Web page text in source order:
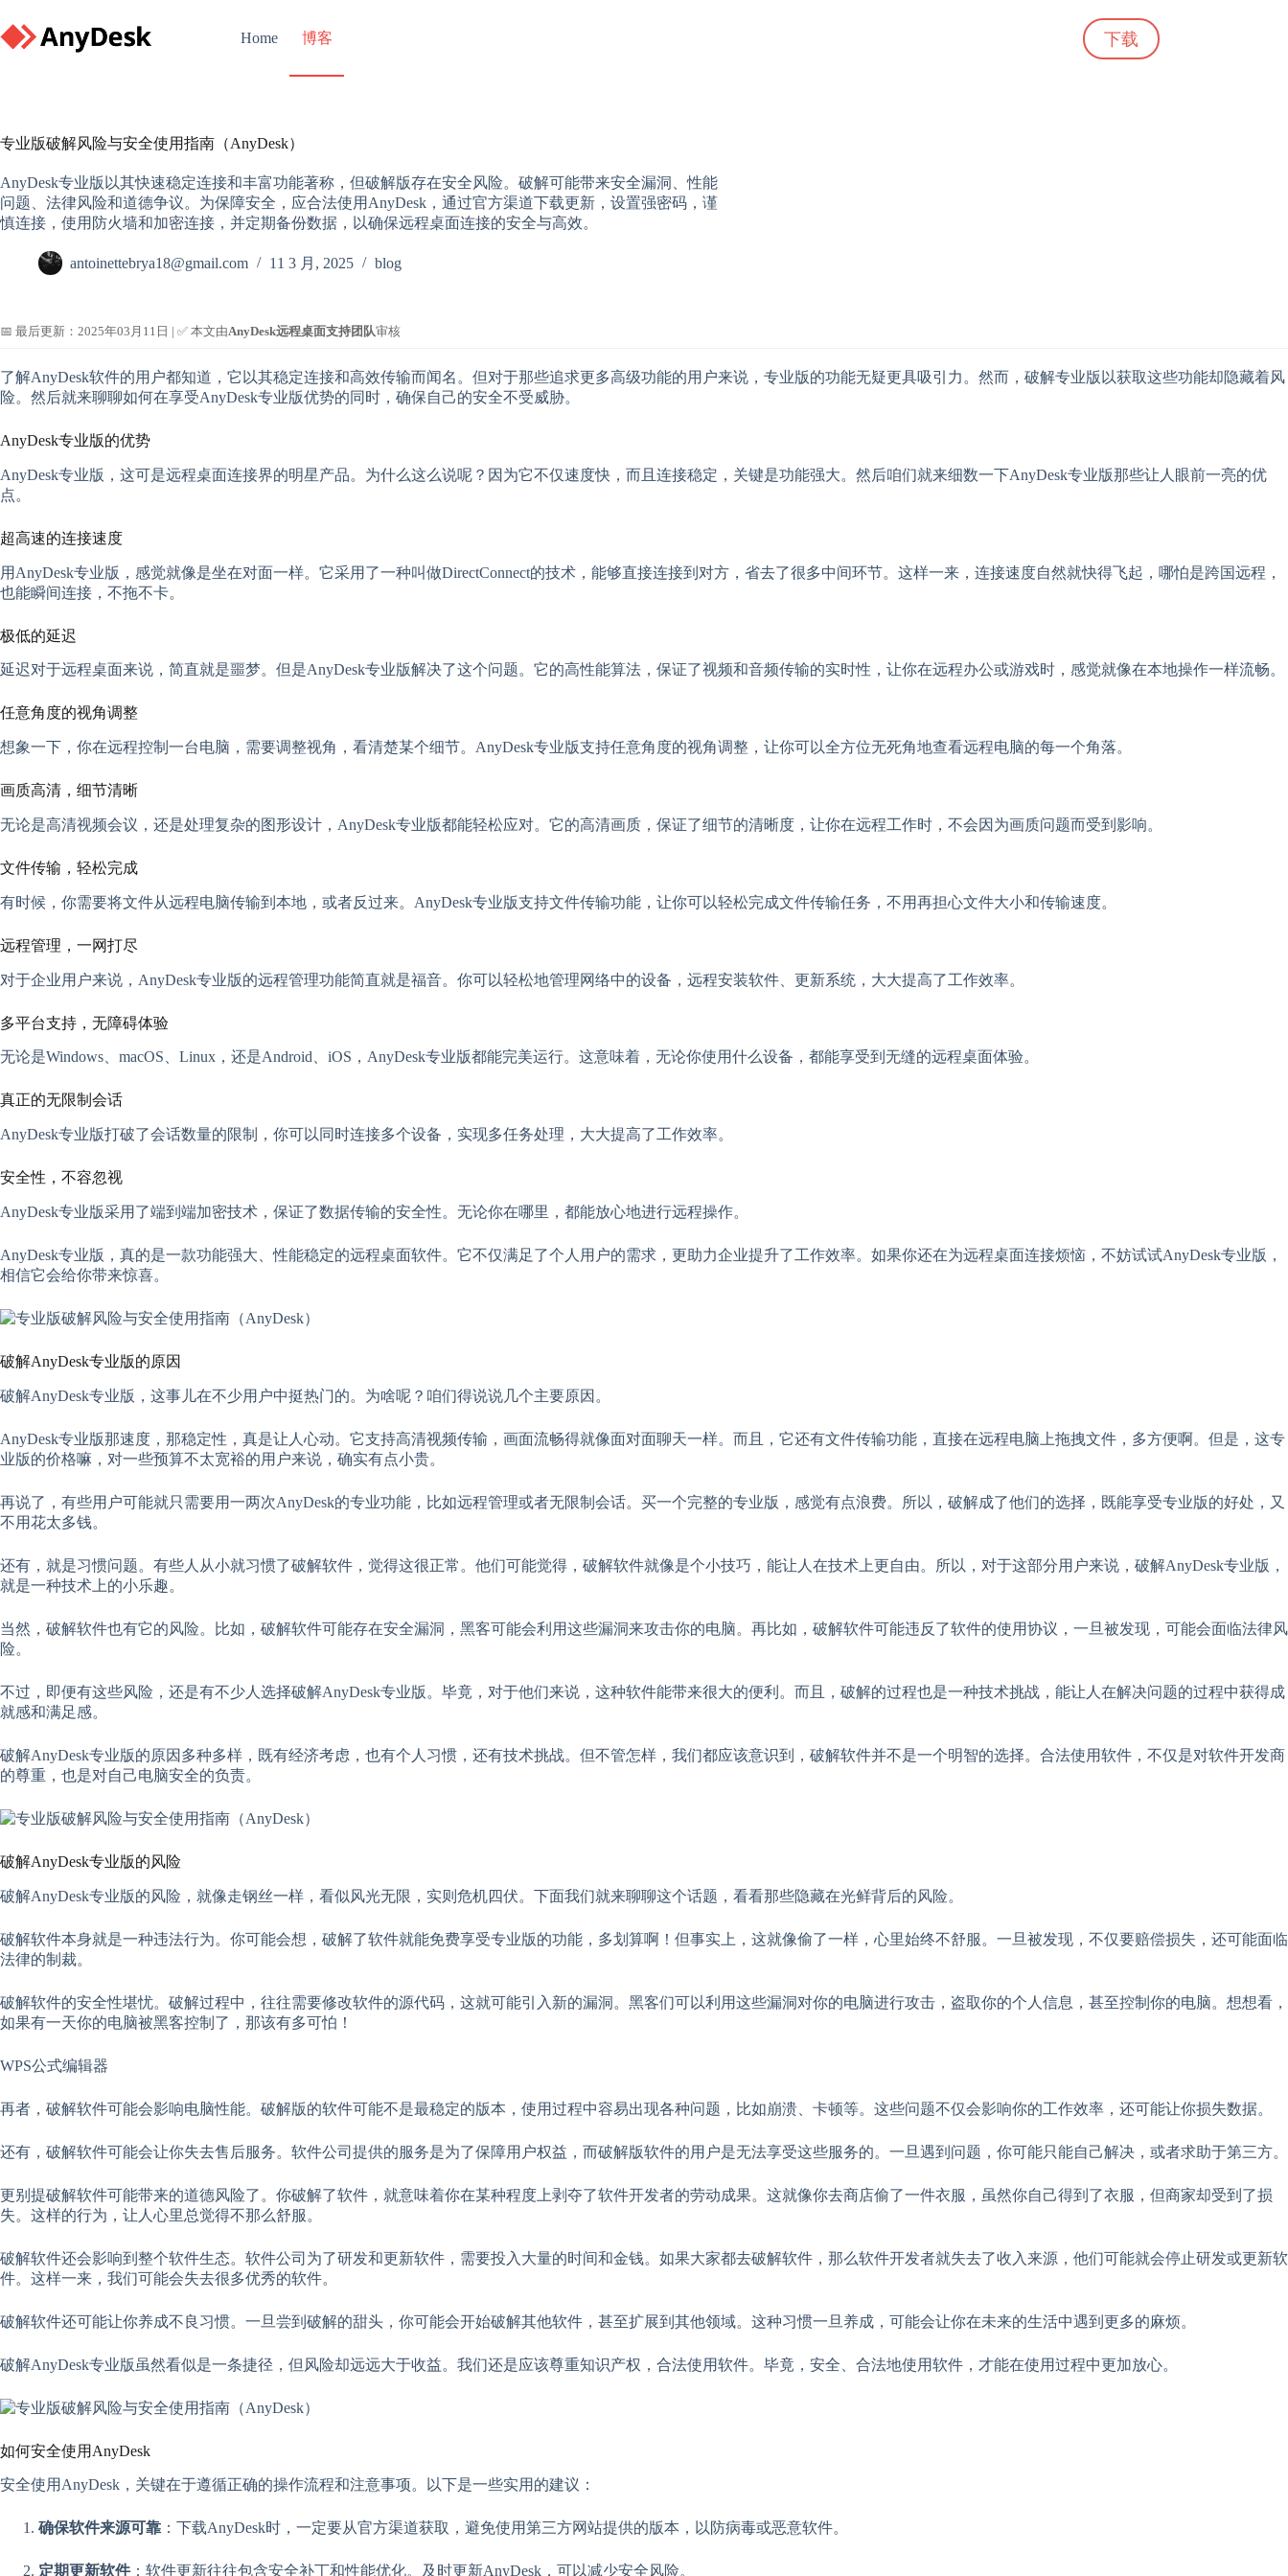
to
content
Home 博客 下载
专业版破解风险与安全使用指南（AnyDesk）
AnyDesk专业版以其快速稳定连接和丰富功能著称，但破解版存在安全风险。破解可能带来安全漏洞、性能
问题、法律风险和道德争议。为保障安全，应合法使用AnyDesk，通过官方渠道下载更新，设置强密码，谨
慎连接，使用防火墙和加密连接，并定期备份数据，以确保远程桌面连接的安全与高效。
antoinettebrya18@gmail.com 11 3 月, 2025 blog
📅 最后更新：2025年03月11日 | ✅ 本文由AnyDesk远程桌面支持团队审核
了解AnyDesk软件的用户都知道，它以其稳定连接和高效传输而闻名。但对于那些追求更多高级功能的用户来说，专业版的功能无疑更具吸引力。然而，破解专业版以获取这些功能却隐藏着风
险。然后就来聊聊如何在享受AnyDesk专业版优势的同时，确保自己的安全不受威胁。
AnyDesk专业版的优势
AnyDesk专业版，这可是远程桌面连接界的明星产品。为什么这么说呢？因为它不仅速度快，而且连接稳定，关键是功能强大。然后咱们就来细数一下AnyDesk专业版那些让人眼前一亮的优
点。
超高速的连接速度
用AnyDesk专业版，感觉就像是坐在对面一样。它采用了一种叫做DirectConnect的技术，能够直接连接到对方，省去了很多中间环节。这样一来，连接速度自然就快得飞起，哪怕是跨国远程，
也能瞬间连接，不拖不卡。
极低的延迟
延迟对于远程桌面来说，简直就是噩梦。但是AnyDesk专业版解决了这个问题。它的高性能算法，保证了视频和音频传输的实时性，让你在远程办公或游戏时，感觉就像在本地操作一样流畅。
任意角度的视角调整
想象一下，你在远程控制一台电脑，需要调整视角，看清楚某个细节。AnyDesk专业版支持任意角度的视角调整，让你可以全方位无死角地查看远程电脑的每一个角落。
画质高清，细节清晰
无论是高清视频会议，还是处理复杂的图形设计，AnyDesk专业版都能轻松应对。它的高清画质，保证了细节的清晰度，让你在远程工作时，不会因为画质问题而受到影响。
文件传输，轻松完成
有时候，你需要将文件从远程电脑传输到本地，或者反过来。AnyDesk专业版支持文件传输功能，让你可以轻松完成文件传输任务，不用再担心文件大小和传输速度。
远程管理，一网打尽
对于企业用户来说，AnyDesk专业版的远程管理功能简直就是福音。你可以轻松地管理网络中的设备，远程安装软件、更新系统，大大提高了工作效率。
多平台支持，无障碍体验
无论是Windows、macOS、Linux，还是Android、iOS，AnyDesk专业版都能完美运行。这意味着，无论你使用什么设备，都能享受到无缝的远程桌面体验。
真正的无限制会话
AnyDesk专业版打破了会话数量的限制，你可以同时连接多个设备，实现多任务处理，大大提高了工作效率。
安全性，不容忽视
AnyDesk专业版采用了端到端加密技术，保证了数据传输的安全性。无论你在哪里，都能放心地进行远程操作。
AnyDesk专业版，真的是一款功能强大、性能稳定的远程桌面软件。它不仅满足了个人用户的需求，更助力企业提升了工作效率。如果你还在为远程桌面连接烦恼，不妨试试AnyDesk专业版，
相信它会给你带来惊喜。
破解AnyDesk专业版的原因
破解AnyDesk专业版，这事儿在不少用户中挺热门的。为啥呢？咱们得说说几个主要原因。
AnyDesk专业版那速度，那稳定性，真是让人心动。它支持高清视频传输，画面流畅得就像面对面聊天一样。而且，它还有文件传输功能，直接在远程电脑上拖拽文件，多方便啊。但是，这专
业版的价格嘛，对一些预算不太宽裕的用户来说，确实有点小贵。
再说了，有些用户可能就只需要用一两次AnyDesk的专业功能，比如远程管理或者无限制会话。买一个完整的专业版，感觉有点浪费。所以，破解成了他们的选择，既能享受专业版的好处，又
不用花太多钱。
还有，就是习惯问题。有些人从小就习惯了破解软件，觉得这很正常。他们可能觉得，破解软件就像是个小技巧，能让人在技术上更自由。所以，对于这部分用户来说，破解AnyDesk专业版，
就是一种技术上的小乐趣。
当然，破解软件也有它的风险。比如，破解软件可能存在安全漏洞，黑客可能会利用这些漏洞来攻击你的电脑。再比如，破解软件可能违反了软件的使用协议，一旦被发现，可能会面临法律风
险。
不过，即便有这些风险，还是有不少人选择破解AnyDesk专业版。毕竟，对于他们来说，这种软件能带来很大的便利。而且，破解的过程也是一种技术挑战，能让人在解决问题的过程中获得成
就感和满足感。
破解AnyDesk专业版的原因多种多样，既有经济考虑，也有个人习惯，还有技术挑战。但不管怎样，我们都应该意识到，破解软件并不是一个明智的选择。合法使用软件，不仅是对软件开发商
的尊重，也是对自己电脑安全的负责。
破解AnyDesk专业版的风险
破解AnyDesk专业版的风险，就像走钢丝一样，看似风光无限，实则危机四伏。下面我们就来聊聊这个话题，看看那些隐藏在光鲜背后的风险。
破解软件本身就是一种违法行为。你可能会想，破解了软件就能免费享受专业版的功能，多划算啊！但事实上，这就像偷了一样，心里始终不舒服。一旦被发现，不仅要赔偿损失，还可能面临
法律的制裁。
破解软件的安全性堪忧。破解过程中，往往需要修改软件的源代码，这就可能引入新的漏洞。黑客们可以利用这些漏洞对你的电脑进行攻击，盗取你的个人信息，甚至控制你的电脑。想想看，
如果有一天你的电脑被黑客控制了，那该有多可怕！
WPS公式编辑器
再者，破解软件可能会影响电脑性能。破解版的软件可能不是最稳定的版本，使用过程中容易出现各种问题，比如崩溃、卡顿等。这些问题不仅会影响你的工作效率，还可能让你损失数据。
还有，破解软件可能会让你失去售后服务。软件公司提供的服务是为了保障用户权益，而破解版软件的用户是无法享受这些服务的。一旦遇到问题，你可能只能自己解决，或者求助于第三方。
更别提破解软件可能带来的道德风险了。你破解了软件，就意味着你在某种程度上剥夺了软件开发者的劳动成果。这就像你去商店偷了一件衣服，虽然你自己得到了衣服，但商家却受到了损
失。这样的行为，让人心里总觉得不那么舒服。
破解软件还会影响到整个软件生态。软件公司为了研发和更新软件，需要投入大量的时间和金钱。如果大家都去破解软件，那么软件开发者就失去了收入来源，他们可能就会停止研发或更新软
件。这样一来，我们可能会失去很多优秀的软件。
破解软件还可能让你养成不良习惯。一旦尝到破解的甜头，你可能会开始破解其他软件，甚至扩展到其他领域。这种习惯一旦养成，可能会让你在未来的生活中遇到更多的麻烦。
破解AnyDesk专业版虽然看似是一条捷径，但风险却远远大于收益。我们还是应该尊重知识产权，合法使用软件。毕竟，安全、合法地使用软件，才能在使用过程中更加放心。
如何安全使用AnyDesk
安全使用AnyDesk，关键在于遵循正确的操作流程和注意事项。以下是一些实用的建议：
确保软件来源可靠 ：下载AnyDesk时，一定要从官方渠道获取，避免使用第三方网站提供的版本，以防病毒或恶意软件。
定期更新软件：软件更新往往包含安全补丁和性能优化。及时更新AnyDesk，可以减少安全风险。